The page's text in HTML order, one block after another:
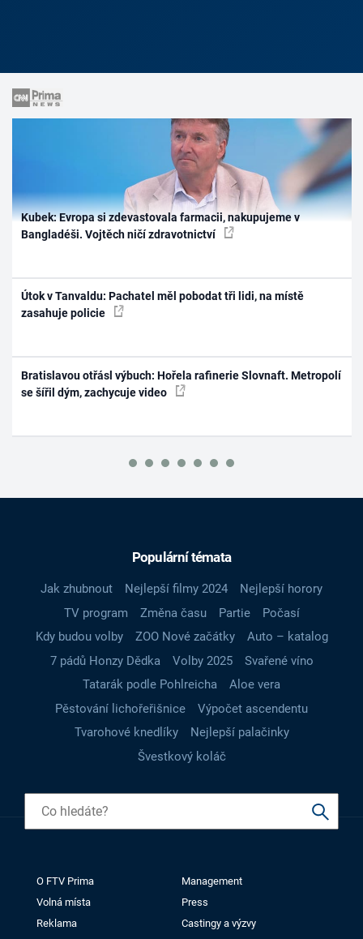
Kubek: Evropa si zdevastovala farmacii, nakupujeme v
Bangladéši. Vojtěch ničí zdravotnictví
Útok v Tanvaldu: Pachatel měl pobodat tři lidi, na místě
zasahuje policie
Bratislavou otřásl výbuch: Hořela rafinerie Slovnaft. Metropolí
se šířil dým, zachycuje video
Populární témata
Jak zhubnout Nejlepší filmy 2024
Nejlepší horory
TV program
Změna času Partie
Počasí
Kdy budou volby
ZOO Nové začátky
Auto – katalog
7 pádů Honzy Dědka
Volby 2025
Svařené víno
Tatarák podle Pohlreicha
Aloe vera
Pěstování lichořeřišnice
Výpočet ascendentu
Tvarohové knedlíky
Nejlepší palačinky
Švestkový koláč
O FTV Prima
Management
Volná místa
Press
Reklama
Castingy a výzvy